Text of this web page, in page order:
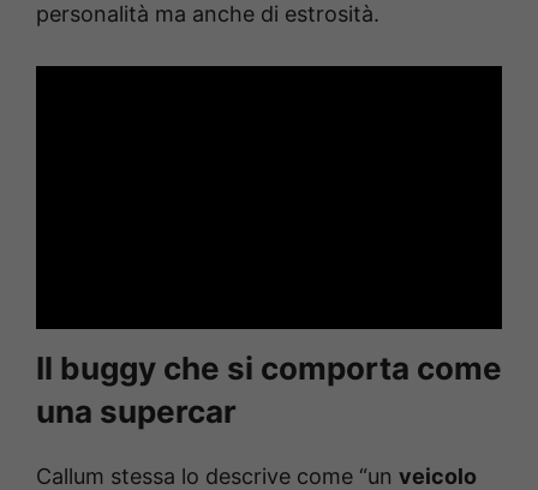
personalità ma anche di estrosità.
Il buggy che si comporta come
una supercar
Callum stessa lo descrive come “un veicolo